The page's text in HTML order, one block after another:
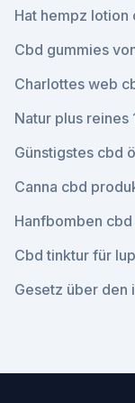
Hat hempz lotion
Cbd gummies
Charlottes web
Natur plus reines
Günstigstes cbd
Canna cbd
Hanfbomben
Cbd tinktur für
Gesetz über den